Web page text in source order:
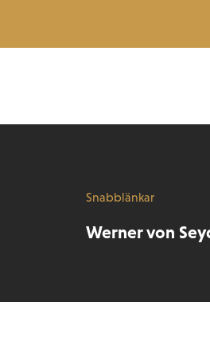
Snabblänkar
Werner von